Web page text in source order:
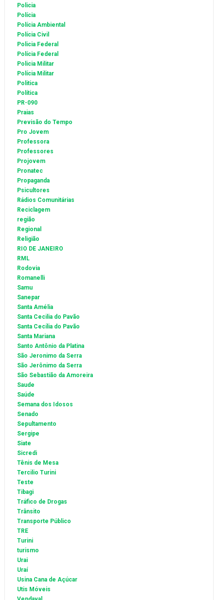
Policia
Polícia
Polícia Ambiental
Polícia Civil
Policia Federal
Polícia Federal
Policia Militar
Polícia Militar
Politica
Política
PR-090
Praias
Previsão do Tempo
Pro Jovem
Professora
Professores
Projovem
Pronatec
Propaganda
Psicultores
Rádios Comunitárias
Reciclagem
região
Regional
Religião
RIO DE JANEIRO
RML
Rodovia
Romanelli
Samu
Sanepar
Santa Amélia
Santa Cecilia do Pavão
Santa Cecília do Pavão
Santa Mariana
Santo Antônio da Platina
São Jeronimo da Serra
São Jerônimo da Serra
São Sebastião da Amoreira
Saude
Saúde
Semana dos Idosos
Senado
Sepultamento
Sergipe
Siate
Sicredi
Tênis de Mesa
Tercilio Turini
Teste
Tibagi
Tráfico de Drogas
Trânsito
Transporte Público
TRE
Turini
turismo
Urai
Uraí
Usina Cana de Açúcar
Utis Móveis